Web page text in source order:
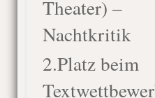
Theater) –
Nachtkritik
2.Platz beim